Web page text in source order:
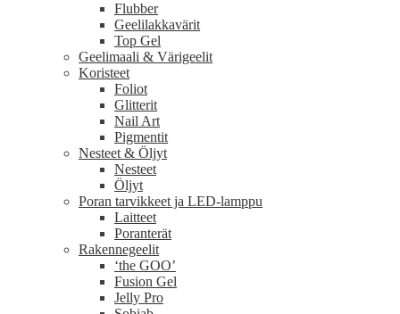
Flubber
Geelilakkavärit
Top Gel
Geelimaali & Värigeelit
Koristeet
Foliot
Glitterit
Nail Art
Pigmentit
Nesteet & Öljyt
Nesteet
Öljyt
Poran tarvikkeet ja LED-lamppu
Laitteet
Poranterät
Rakennegeelit
‘the GOO’
Fusion Gel
Jelly Pro